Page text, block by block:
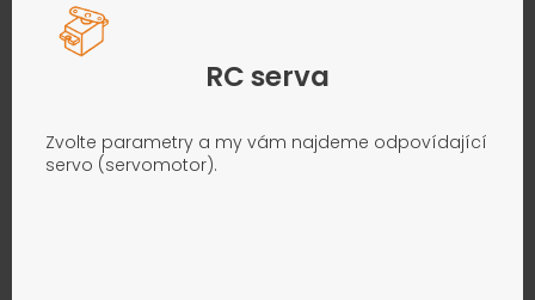
RC serva
Zvolte parametry a my vám najdeme odpovídající
servo (servomotor).